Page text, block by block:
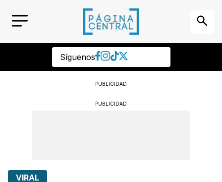
Síguenos
PUBLICIDAD
PUBLICIDAD
VIRAL